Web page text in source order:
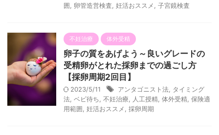
囲
卵管造営検査 妊活おススメ 子宮鏡検査
不妊治療 体外受精
卵子の質をあげよう～良いグレードの
受精卵がとれた採卵までの過ごし方
【採卵周期2回目】
2023/5/11 アンタゴニスト法
タイミング
法 ベビ待ち 不妊治療 人工授精 体外受精 保険適
用範囲 妊活おススメ 採卵周期